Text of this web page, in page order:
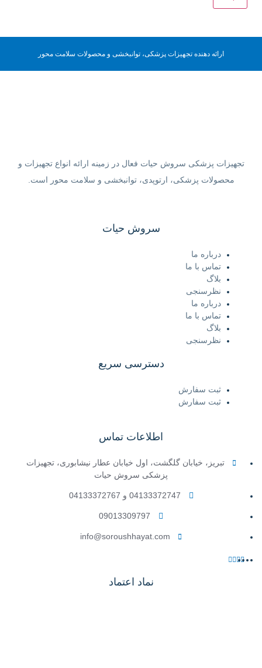
ارائه دهنده تجهیزات پزشکی، توانبخشی و محصولات سلامت محور
تجهیزات پزشکی سروش حیات فعال در زمینه ارائه انواع تجهیزات و
محصولات پزشکی، ارتوپدی، توانبخشی و سلامت محور است.
سروش حیات
درباره ما
تماس با ما
بلاگ
نظرسنجی
درباره ما
تماس با ما
بلاگ
نظرسنجی
دسترسی سریع
ثبت سفارش
ثبت سفارش
اطلاعات تماس
تبریز، خیابان گلگشت، اول خیابان عطار نیشابوری، تجهیزات
پزشکی سروش حیات
04133372747 و 04133372767
09013309797
info@soroushhayat.com
نماد اعتماد